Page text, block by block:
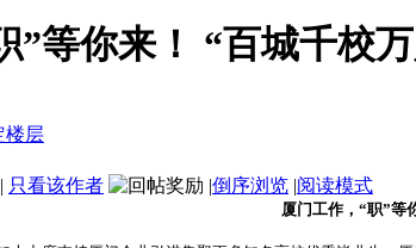
”等你来！ “百城千校
| 只看该作者 |倒序浏览 |阅读模式
厦门工作，“职”等